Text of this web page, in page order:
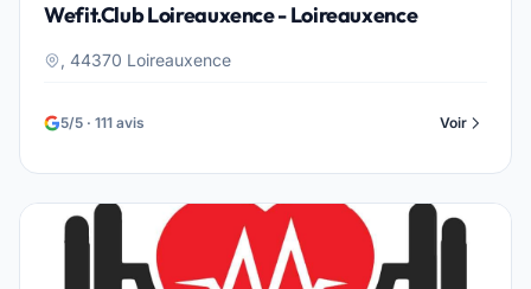
Wefit.Club Loireauxence - Loireauxence
, 44370 Loireauxence
5/5 · 111 avis Voir